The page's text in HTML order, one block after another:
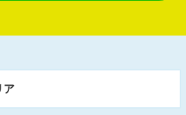
ア